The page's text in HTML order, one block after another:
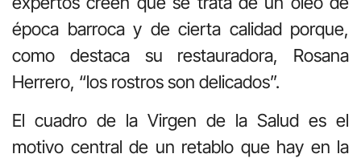
época barroca y de cierta calidad porque,
como destaca su restauradora, Rosana
Herrero, “los rostros son delicados”.
El cuadro de la Virgen de la Salud es el
motivo central de un retablo que hay en la